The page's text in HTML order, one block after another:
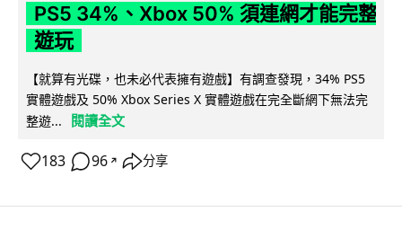
PS5 34%、Xbox 50% 須連網才能完整
遊玩
【就算有光碟，也未必代表擁有遊戲】有調查發現，34% PS5
實體遊戲及 50% Xbox Series X 實體遊戲在完全斷網下無法完
整遊...
閱讀全文
183 96 ↗ 分享